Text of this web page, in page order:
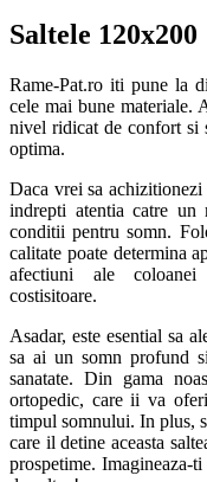
Saltele 120x200
Rame-Pat.ro iti pune la
cele mai bune materiale.
nivel ridicat de confort si
optima.
Daca vrei sa
indrepti atentia catre
conditii pentru somn.
calitate poate determina
afectiuni ale coloanei
costisitoare.
Asadar, este esential sa
sa ai un somn profund
sanatate. Din gama
ortopedic, care ii va
timpul somnului. In plus,
care il detine aceasta
prospetime. Imagineaza-